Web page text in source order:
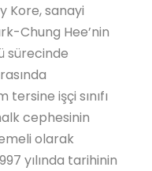
Kore, sanayi
Chung Hee’nin
sürecinde
işçi sınıfı
cephesinin
olarak
yılında tarihinin